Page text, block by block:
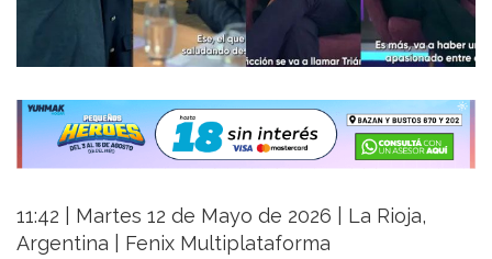
11:42 | Martes 12 de Mayo de 2026 | La Rioja,
Argentina | Fenix Multiplataforma